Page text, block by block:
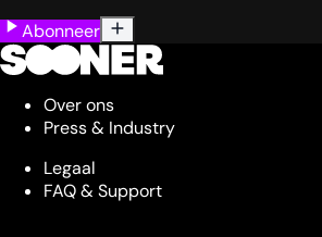
Abonneer
Over ons
Press & Industry
Legaal
FAQ & Support